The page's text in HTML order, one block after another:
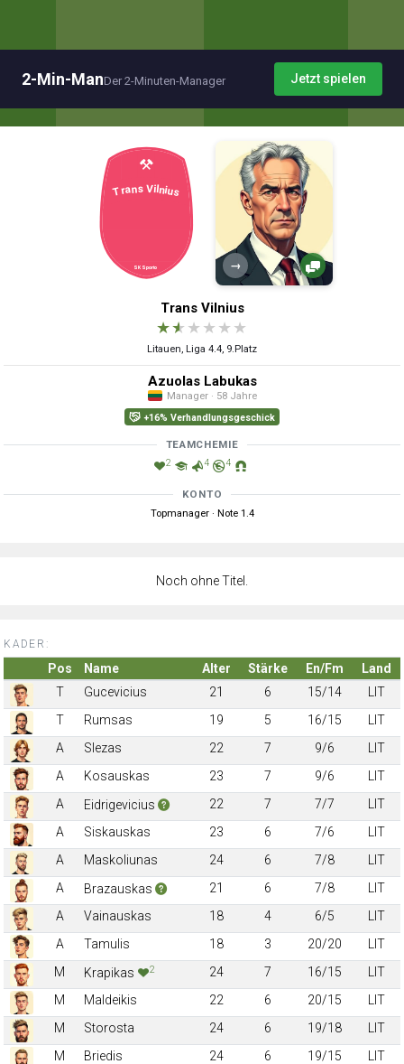
2-Min-ManDer 2-Minuten-Manager Jetzt spielen
→
Trans Vilnius
★★ ★ ★ ★ ★
Litauen, Liga 4.4, 9.Platz
Azuolas Labukas
Manager · 58 Jahre
+16% Verhandlungsgeschick
TEAMCHEMIE
2 4 4
KONTO
Topmanager · Note 1.4
Noch ohne Titel.
KADER:
Pos Name Alter Stärke En/Fm
Land
T
Gucevicius 21 6 15/14
LIT
T
Rumsas 19 5 16/15
LIT
A
Slezas 22 7 9/6
LIT
A
Kosauskas 23 7 9/6
LIT
A
Eidrigevicius 22 7 7/7
LIT
A
Siskauskas 23 6 7/6
LIT
A
Maskoliunas 24 6 7/8
LIT
A
Brazauskas 21 6 7/8
LIT
A
Vainauskas 18 4 6/5
LIT
A
Tamulis 18 3 20/20
LIT
M
Krapikas 2 24 7 16/15
LIT
M
Maldeikis 22 6 20/15
LIT
M
Storosta 24 6 19/18
LIT
M
Briedis 24 6 19/15
LIT